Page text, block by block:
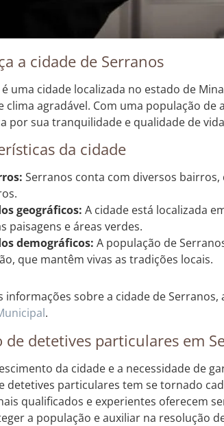
a cidade de Serranos
uma cidade localizada no estado de
clima agradável. Com uma população
por sua tranquilidade e qualidade de
da cidade
Serranos conta com diversos bairros,
geográficos: A cidade está localizada
paisagens e áreas verdes.
demográficos: A população de
que mantêm vivas as tradições locais.
informações sobre a cidade de Serranos,
.
de detetives particulares em
da cidade e a necessidade de
detetives particulares tem se tornado
qualificados e experientes oferecem
a população e auxiliar na resolução